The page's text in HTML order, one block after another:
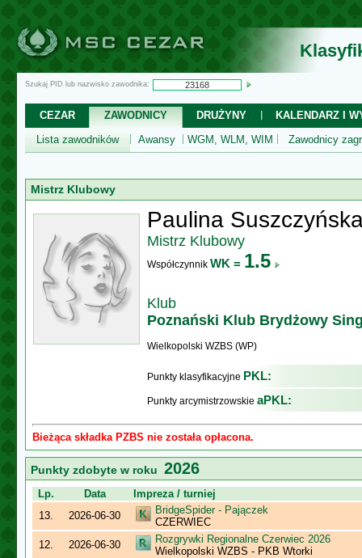
Szukaj PID lub nazwisko zawodnika:
CEZAR ZAWODNICY DRUŻYNY
KALENDARZ I
Lista zawodników
Awansy WGM, WLM, WIM Zawodnicy
Mistrz Klubowy
Paulina
Mistrz Klubowy
Współczynnik WK = 1.5
Klub
Poznański Klub Brydżowy
Wielkopolski WZBS (WP)
Punkty klasyfikacyjne PKL:
Punkty arcymistrzowskie aPKL:
Bieżąca składka PZBS nie została opłacona.
Punkty zdobyte w roku 2026
Lp. Data
Impreza / turniej
13.
2026-06-30
BridgeSpider - Pajączek
CZERWIEC
12.
2026-06-30
Rozgrywki Regionalne Czerwiec 2026
Wielkopolski WZBS - PKB Wtorki